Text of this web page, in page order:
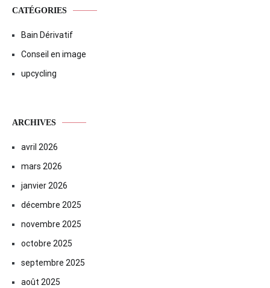
CATÉGORIES
Bain Dérivatif
Conseil en image
upcycling
ARCHIVES
avril 2026
mars 2026
janvier 2026
décembre 2025
novembre 2025
octobre 2025
septembre 2025
août 2025